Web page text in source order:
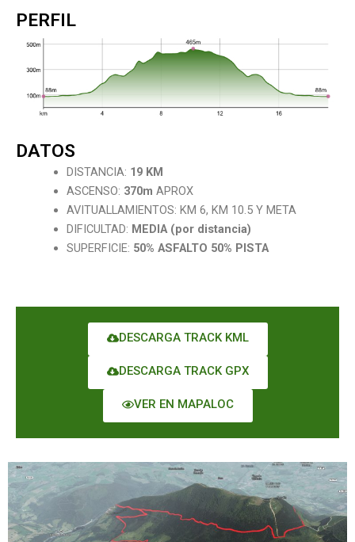
PERFIL
DATOS
DISTANCIA: 19 KM
ASCENSO: 370m APROX
AVITUALLAMIENTOS: KM 6, KM 10.5 Y META
DIFICULTAD: MEDIA (por distancia)
SUPERFICIE: 50% ASFALTO 50% PISTA
DESCARGA TRACK KML
DESCARGA TRACK GPX
VER EN MAPALOC